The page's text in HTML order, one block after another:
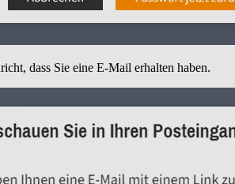
dass Sie eine E-Mail erhalten haben.